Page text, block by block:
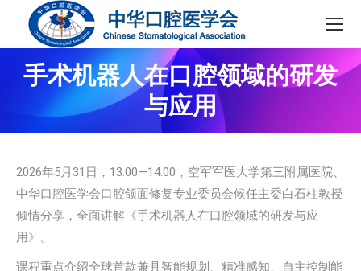
手术机器人在口腔领域的研发
与应用
2026年5月31日，13:00—14:00，空军军医大学第三附属医院、
中华口腔医学会口腔颌面修复专业委员会候任主委白石柱教授
倾情分享，全面讲解《手术机器人在口腔领域的研发与应
用》。
课程重点介绍全球首款兼具智能规划、精准感知、自主控制能